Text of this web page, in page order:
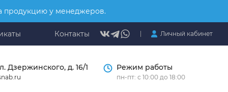
продукцию у менеджеров.
Контакты Личный кабинет
Дзержинского, д. 16/1 Режим работы
пн-пт: с 10:00 до 18:00